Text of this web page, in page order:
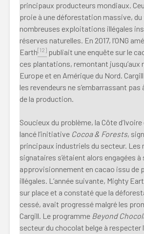
principaux producteurs mondiaux.
proie à une déforestation massive,
nombreuses exploitations illégales
réserves naturelles. En 2017, l’ONG
Earth[12] publiait une enquête sur le
ces plantations, remontant jusqu’aux
Europe et en Amérique du Nord.
les revendeurs ne s’embarrassant pas
de la production.
Soucieux du problème, la Côte
lancé l’initiative Cocoa & Forests,
principaux industriels du secteur. Les
signataires s’étaient alors engagées
approvisionnement en cacao issu de
illégales. L’année suivante, Mighty
sur place et a constaté que la
cessé, avait progressé malgré les
Cargill. Le programme Beyond
secteur du chocolat belge à respecter